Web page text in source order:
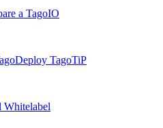
a TagoIO
TagoTiP
Whitelabel